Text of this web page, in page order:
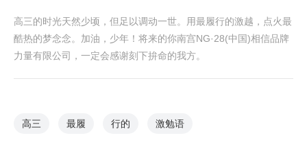
高三的时光天然少顷，但足以调动一世。用最履行的激越，点火最
酷热的梦念念。加油，少年！将来的你南宫NG·28(中国)相信品牌
力量有限公司，一定会感谢刻下拚命的我方。
高三 最履 行的 激勉语